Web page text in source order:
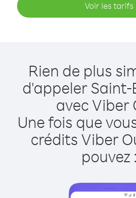
Voir les tarifs
Rien de plus
d'appeler
avec Viber
Une fois que
crédits Viber
pouvez :